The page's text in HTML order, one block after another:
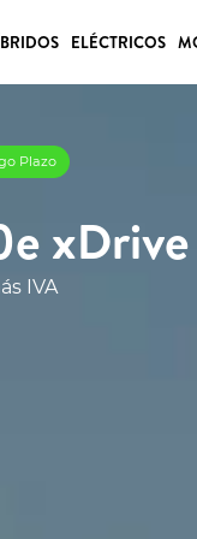
ELÉCTRICOS
Plazo
xDrive
IVA